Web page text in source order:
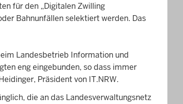
für den „Digitalen Zwilling
Bahnunfällen selektiert werden. Das
Landesbetrieb Information und
eng eingebunden, so dass immer
Präsident von IT.NRW.
die an das Landesverwaltungsnetz